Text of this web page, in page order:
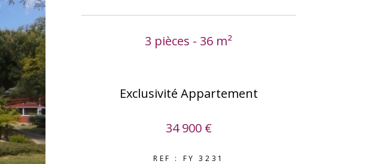
3 pièces - 36 m²
Exclusivité Appartement
34 900 €
REF : FY 3231